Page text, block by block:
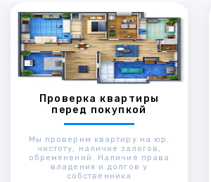
Проверка квартиры
перед покупкой
Мы проверим квартиру на юр.
чистоту, наличие залогов,
обременений. Наличие права
владения и долгов у
собственника